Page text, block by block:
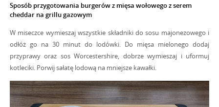
Sposób przygotowania burgerów z mięsa wołowego z serem
cheddar na grillu gazowym
W miseczce wymieszaj wszystkie składniki do sosu majonezowego i
odłóż go na 30 minut do lodówki. Do mięsa mielonego dodaj
przyprawy oraz sos Worcestershire, dobrze wymieszaj i uformuj
kotleciki. Porwij sałatę lodową na mniejsze kawałki.